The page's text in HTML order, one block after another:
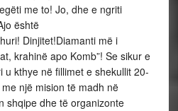
me to! Jo, dhe e ngriti
është
Dinjitet!Diamanti më i
krahinë apo Komb”! Se sikur e
kthye në fillimet e shekullit 20-
një mision të madh në
shqipe dhe të organizonte